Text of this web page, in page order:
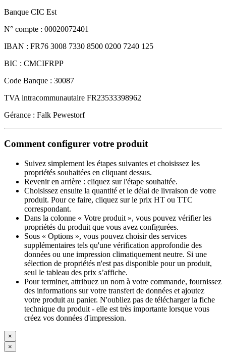
Banque CIC Est
N° compte : 00020072401
IBAN : FR76 3008 7330 8500 0200 7240 125
BIC : CMCIFRPP
Code Banque : 30087
TVA intracommunautaire FR23533398962
Gérance : Falk Pewestorf
Comment configurer votre produit
Suivez simplement les étapes suivantes et choisissez les
propriétés souhaitées en cliquant dessus.
Revenir en arrière : cliquez sur l'étape souhaitée.
Choisissez ensuite la quantité et le délai de livraison de votre
produit. Pour ce faire, cliquez sur le prix HT ou TTC
correspondant.
Dans la colonne « Votre produit », vous pouvez vérifier les
propriétés du produit que vous avez configurées.
Sous « Options », vous pouvez choisir des services
supplémentaires tels qu'une vérification approfondie des
données ou une impression climatiquement neutre. Si une
sélection de propriétés n'est pas disponible pour un produit,
seul le tableau des prix s’affiche.
Pour terminer, attribuez un nom à votre commande, fournissez
des informations sur votre transfert de données et ajoutez
votre produit au panier. N'oubliez pas de télécharger la fiche
technique du produit - elle est très importante lorsque vous
créez vos données d'impression.
×
×